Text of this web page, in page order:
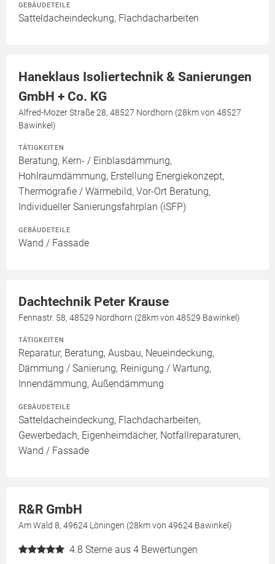
GEBÄUDETEILE
Satteldacheindeckung, Flachdacharbeiten
Haneklaus Isoliertechnik & Sanierungen
GmbH + Co. KG
Alfred-Mozer Straße 28, 48527 Nordhorn (28km von 48527
Bawinkel)
TÄTIGKEITEN
Beratung, Kern- / Einblasdämmung,
Hohlraumdämmung, Erstellung Energiekonzept,
Thermografie / Wärmebild, Vor-Ort Beratung,
Individueller Sanierungsfahrplan (iSFP)
GEBÄUDETEILE
Wand / Fassade
Dachtechnik Peter Krause
Fennastr. 58, 48529 Nordhorn (28km von 48529 Bawinkel)
TÄTIGKEITEN
Reparatur, Beratung, Ausbau, Neueindeckung,
Dämmung / Sanierung, Reinigung / Wartung,
Innendämmung, Außendämmung
GEBÄUDETEILE
Satteldacheindeckung, Flachdacharbeiten,
Gewerbedach, Eigenheimdächer, Notfallreparaturen,
Wand / Fassade
R&R GmbH
Am Wald 8, 49624 Löningen (28km von 49624 Bawinkel)
4.8 Sterne aus 4 Bewertungen